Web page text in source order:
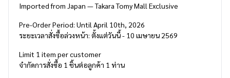
Imported from Japan — Takara Tomy Mall Exclusive
Pre-Order Period: Until April 10th, 2026
ระยะเวลาสั่งซื้อล่วงหน้า: ตั้งแต่วันนี้ - 10 เมษายน 2569
Limit 1 item per customer
จำกัดการสั่งซื้อ 1 ชิ้นต่อลูกค้า 1 ท่าน